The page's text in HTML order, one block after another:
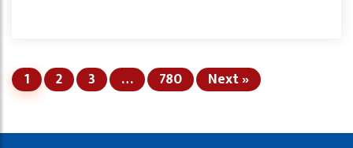
1 2 3 … 780 Next »